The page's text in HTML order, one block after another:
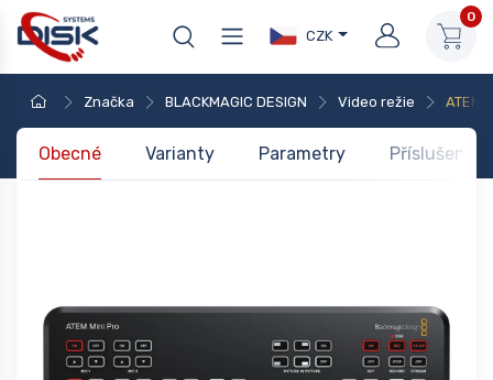
CZK
0
Značka BLACKMAGIC DESIGN Video režie ATEM
Obecné Varianty Parametry